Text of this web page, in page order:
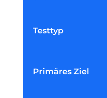
Testtyp
Primäres Ziel